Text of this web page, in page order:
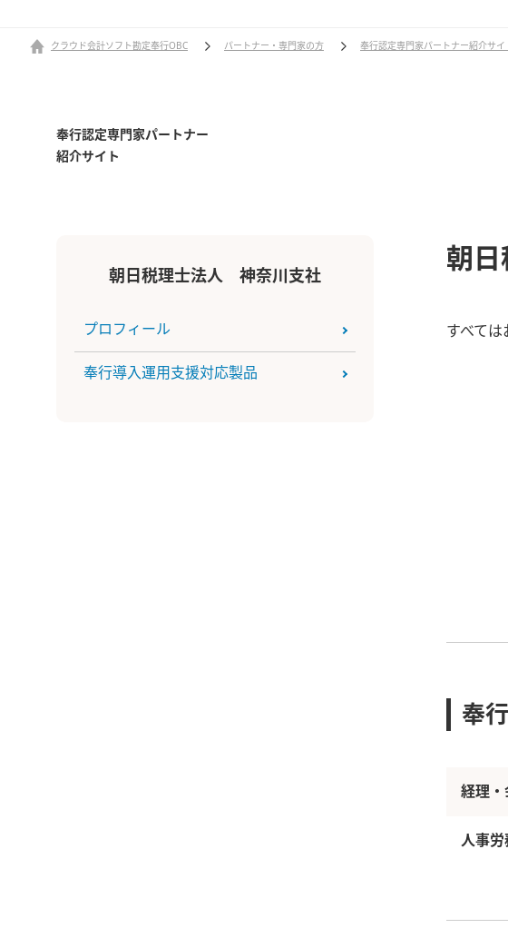
クラウド会計ソフト勘定奉行OBC パートナー・専門家の方 奉行認定専門家パートナー紹介サイ
奉行認定専門家パートナー
紹介サイト
朝日税理士法人 神奈川支社
プロフィール
奉行導入運用支援対応製品
朝
すべては
奉
経理・
人事労